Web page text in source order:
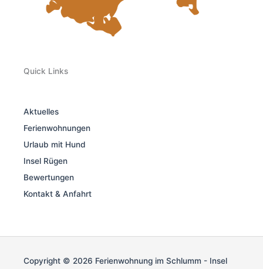
Quick Links
Aktuelles
Ferienwohnungen
Urlaub mit Hund
Insel Rügen
Bewertungen
Kontakt & Anfahrt
Copyright © 2026 Ferienwohnung im Schlumm - Insel